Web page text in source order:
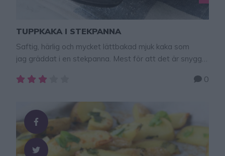
TUPPKAKA I STEKPANNA
Saftig, härlig och mycket lättbakad mjuk kaka som
jag gräddat i en stekpanna. Mest för att det är snyggt
rund springform, ca 21 cm i diameter. Om du gräddar
till så det blir 3 …
0